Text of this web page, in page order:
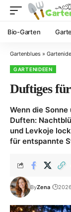
Bio-Garten
Gartenblues »
GARTENIDEEN
Duftiges
Wenn die
Duften:
und Levkoje
für entspannte
ByZena